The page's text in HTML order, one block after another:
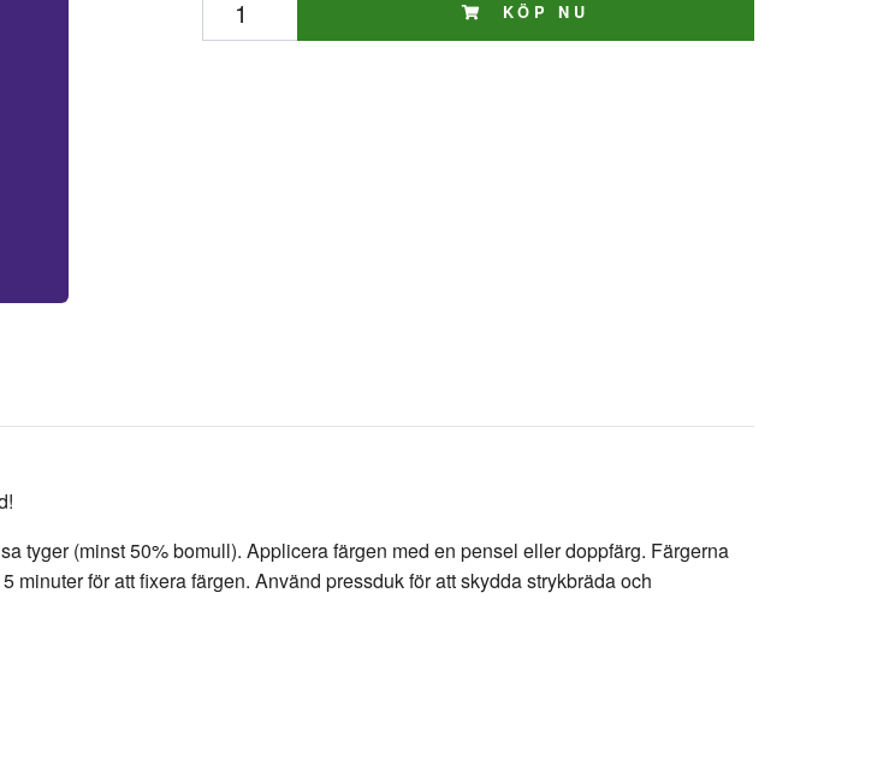
KÖP NU
tyger (minst 50% bomull). Applicera färgen med en pensel eller doppfärg. Färgerna
minuter för att fixera färgen. Använd pressduk för att skydda strykbräda och